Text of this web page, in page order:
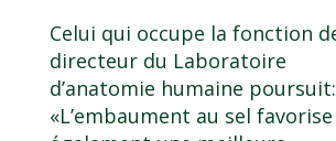
Celui qui occupe la fonction
directeur du Laboratoire
d’anatomie humaine poursuit:
«L’embaument au sel favorise